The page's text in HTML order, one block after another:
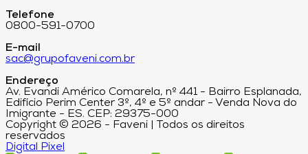
Telefone
0800-591-0700
E-mail
sac@grupofaveni.com.br
Endereço
Av. Evandi Américo Comarela, nº 441 - Bairro Esplanada,
Edifício Perim Center 3º, 4º e 5º andar - Venda Nova do
Imigrante - ES. CEP: 29375-000
Copyright © 2026 - Faveni | Todos os direitos
reservados
Digital Pixel